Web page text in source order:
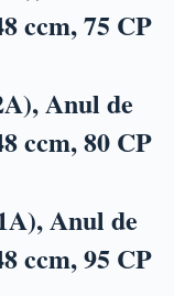
ccm, 75 CP
Anul de
ccm, 80 CP
Anul de
ccm, 95 CP